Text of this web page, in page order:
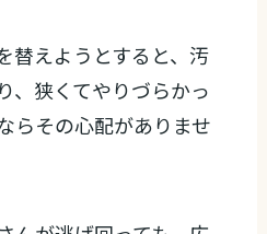
替えようとすると、汚
、狭くてやりづらかっ
らその心配がありませ